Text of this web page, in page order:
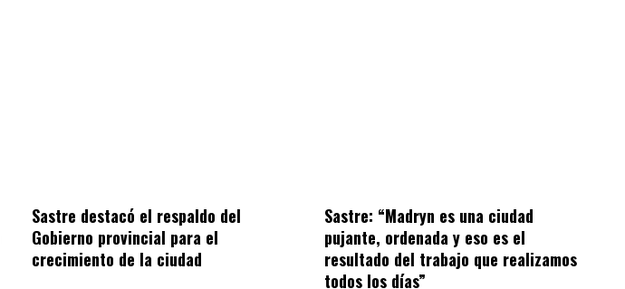
Sastre destacó el respaldo del
Gobierno provincial para el
crecimiento de la ciudad
Sastre: “Madryn es una ciudad
pujante, ordenada y eso es el
resultado del trabajo que realizamos
todos los días”